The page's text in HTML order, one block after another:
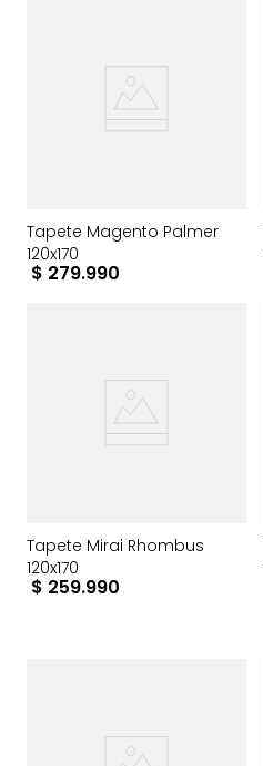
Tapete Magento Palmer
120x170
$ 279.990
Tapete Mirai Rhombus
120x170
$ 259.990